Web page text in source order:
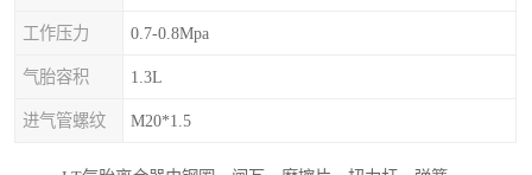
工作压力 0.7-0.8Mpa
气胎容积 1.3L
进气管螺纹 M20*1.5